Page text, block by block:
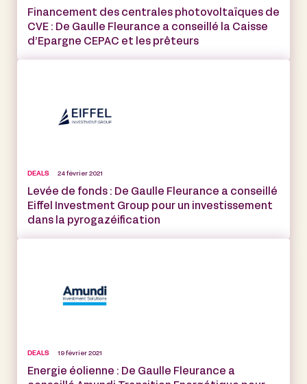
Financement des centrales photovoltaïques de
CVE : De Gaulle Fleurance a conseillé la Caisse
d’Epargne CEPAC et les prêteurs
DEALS 24 février 2021
Levée de fonds : De Gaulle Fleurance a conseillé
Eiffel Investment Group pour un investissement
dans la pyrogazéification
DEALS 19 février 2021
Energie éolienne : De Gaulle Fleurance a